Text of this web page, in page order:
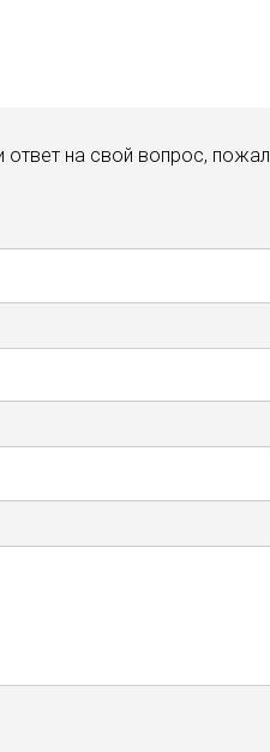
ответ на свой вопрос,